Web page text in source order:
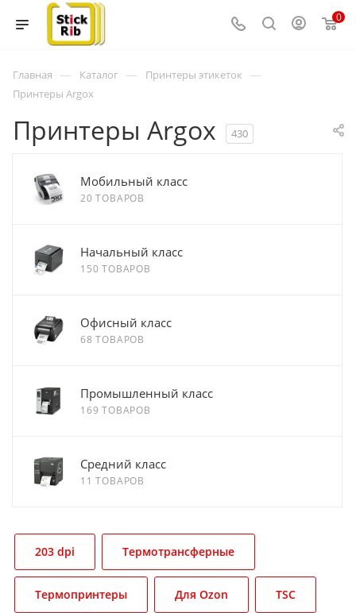
0
Главная — Каталог — Принтеры этикеток —
Принтеры Argox
Принтеры Argox 430
Мобильный класс
20 ТОВАРОВ
Начальный класс
150 ТОВАРОВ
Офисный класс
68 ТОВАРОВ
Промышленный класс
169 ТОВАРОВ
Средний класс
11 ТОВАРОВ
203 dpi Термотрансферные
Термопринтеры Для Ozon TSC